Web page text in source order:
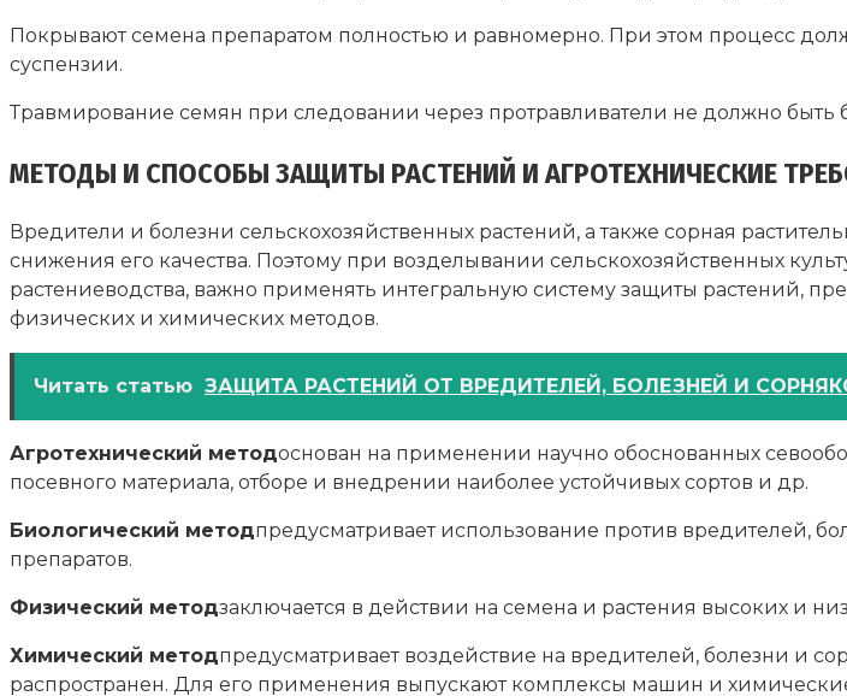
Покрывают семена препаратом полностью и равномерно. При этом процесс
суспензии.
Травмирование семян при следовании через протравливатели не должно быть
МЕТОДЫ И СПОСОБЫ ЗАЩИТЫ РАСТЕНИЙ И АГРОТЕХНИЧЕСКИЕ
Вредители и болезни сельскохозяйственных растений, а также сорная
снижения его качества. Поэтому при возделывании сельскохозяйственных
растениеводства, важно применять интегральную систему защиты растений,
физических и химических методов.
Читать статью ЗАЩИТА РАСТЕНИЙ ОТ ВРЕДИТЕЛЕЙ, БОЛЕЗНЕЙ И
Агротехнический методоснован на применении научно обоснованных
посевного материала, отборе и внедрении наиболее устойчивых сортов и др.
Биологический методпредусматривает использование против вредителей,
препаратов.
Физический методзаключается в действии на семена и растения высоких и
Химический методпредусматривает воздействие на вредителей, болезни и
распространен. Для его применения выпускают комплексы машин и